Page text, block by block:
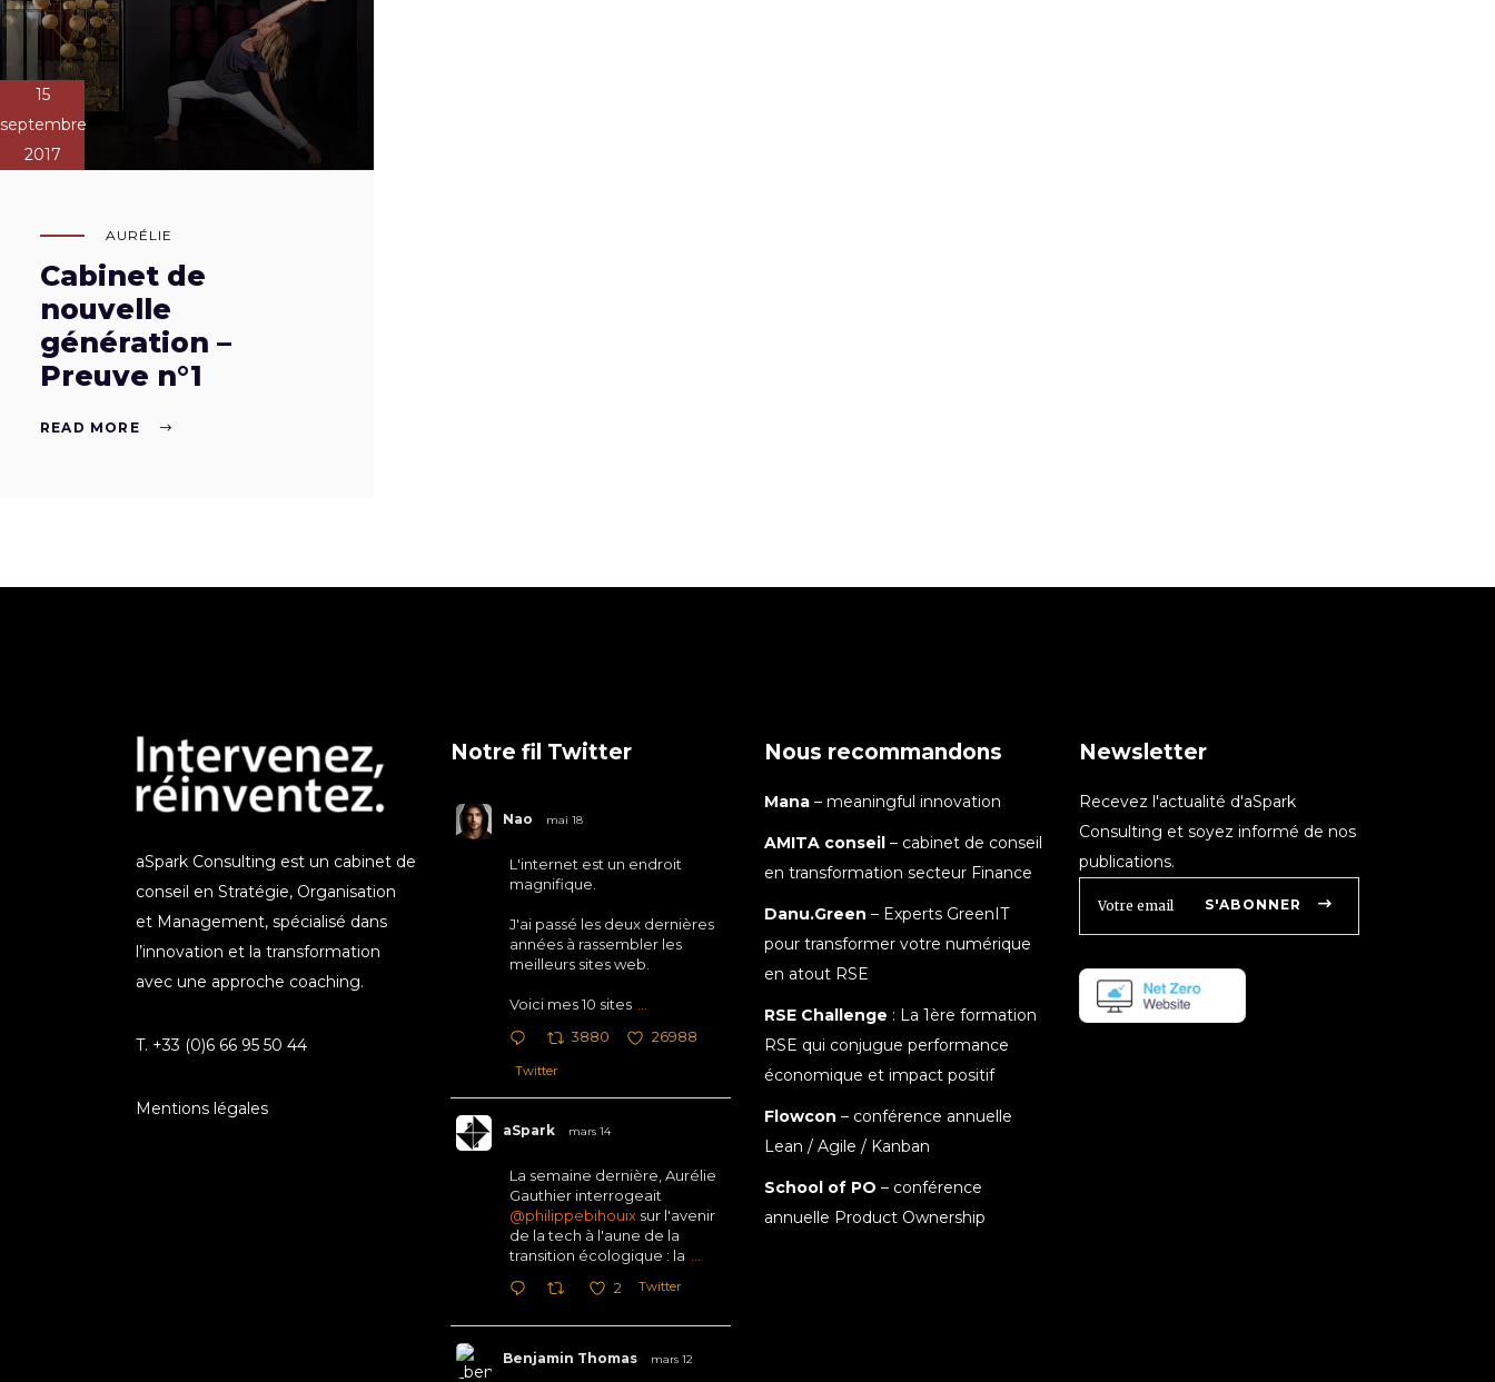
15
septembre
2017
AURÉLIE
Cabinet de
nouvelle
génération –
Preuve n°1
READ MORE
aSpark Consulting est un cabinet de
conseil en Stratégie, Organisation
et Management, spécialisé dans
l’innovation et la transformation
avec une approche coaching.
T. +33 (0)6 66 95 50 44
Mentions légales
Notre fil Twitter
Nao mai 18
L'internet est un endroit
magnifique.
J'ai passé les deux dernières
années à rassembler les
meilleurs sites web.
Voici mes 10 sites
3880 26988
Twitter
aSpark mars 14
La semaine dernière, Aurélie
Gauthier interrogeait
@philippebihouixsur l'avenir
de la tech à l'aune de la
transition écologique : la
2 Twitter
Benjamin Thomas mars 12
Nous recommandons
Mana – meaningful innovation
AMITA conseil – cabinet de conseil
en transformation secteur Finance
Danu.Green – Experts GreenIT
pour transformer votre numérique
en atout RSE
RSE Challenge : La 1ère formation
RSE qui conjugue performance
économique et impact positif
Flowcon – conférence annuelle
Lean / Agile / Kanban
School of PO – conférence
annuelle Product Ownership
Newsletter
Recevez l'actualité d'aSpark
Consulting et soyez informé de nos
publications.
S'ABONNER